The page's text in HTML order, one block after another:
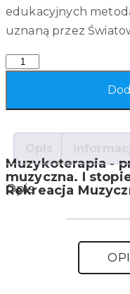
edukacyjnych
uznaną przez
Quantity
Opis
Opis
Muzykoterapia -
muzyczna. I
Rekreacja